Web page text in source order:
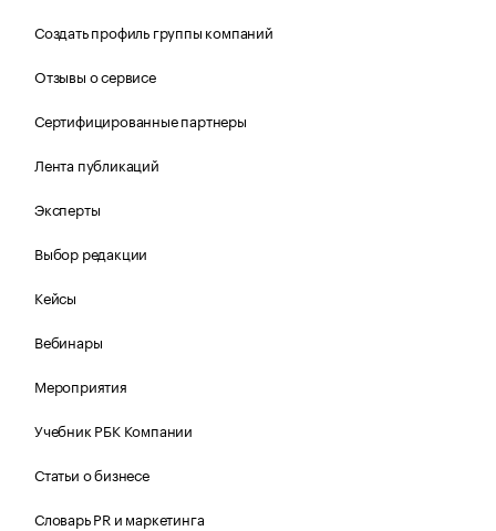
Создать профиль группы компаний
Отзывы о сервисе
Сертифицированные партнеры
Лента публикаций
Эксперты
Выбор редакции
Кейсы
Вебинары
Мероприятия
Учебник РБК Компании
Статьи о бизнесе
Словарь PR и маркетинга